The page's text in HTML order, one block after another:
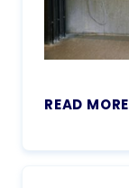
READ MORE